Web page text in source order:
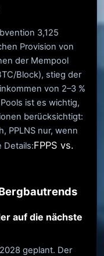
3,125
Provision von
der Mempool
Block), stieg der
von 2–3 %
ist es wichtig,
berücksichtigt:
PPLNS nur, wenn
Details:FPPS vs.
auf die nächste
geplant. Der